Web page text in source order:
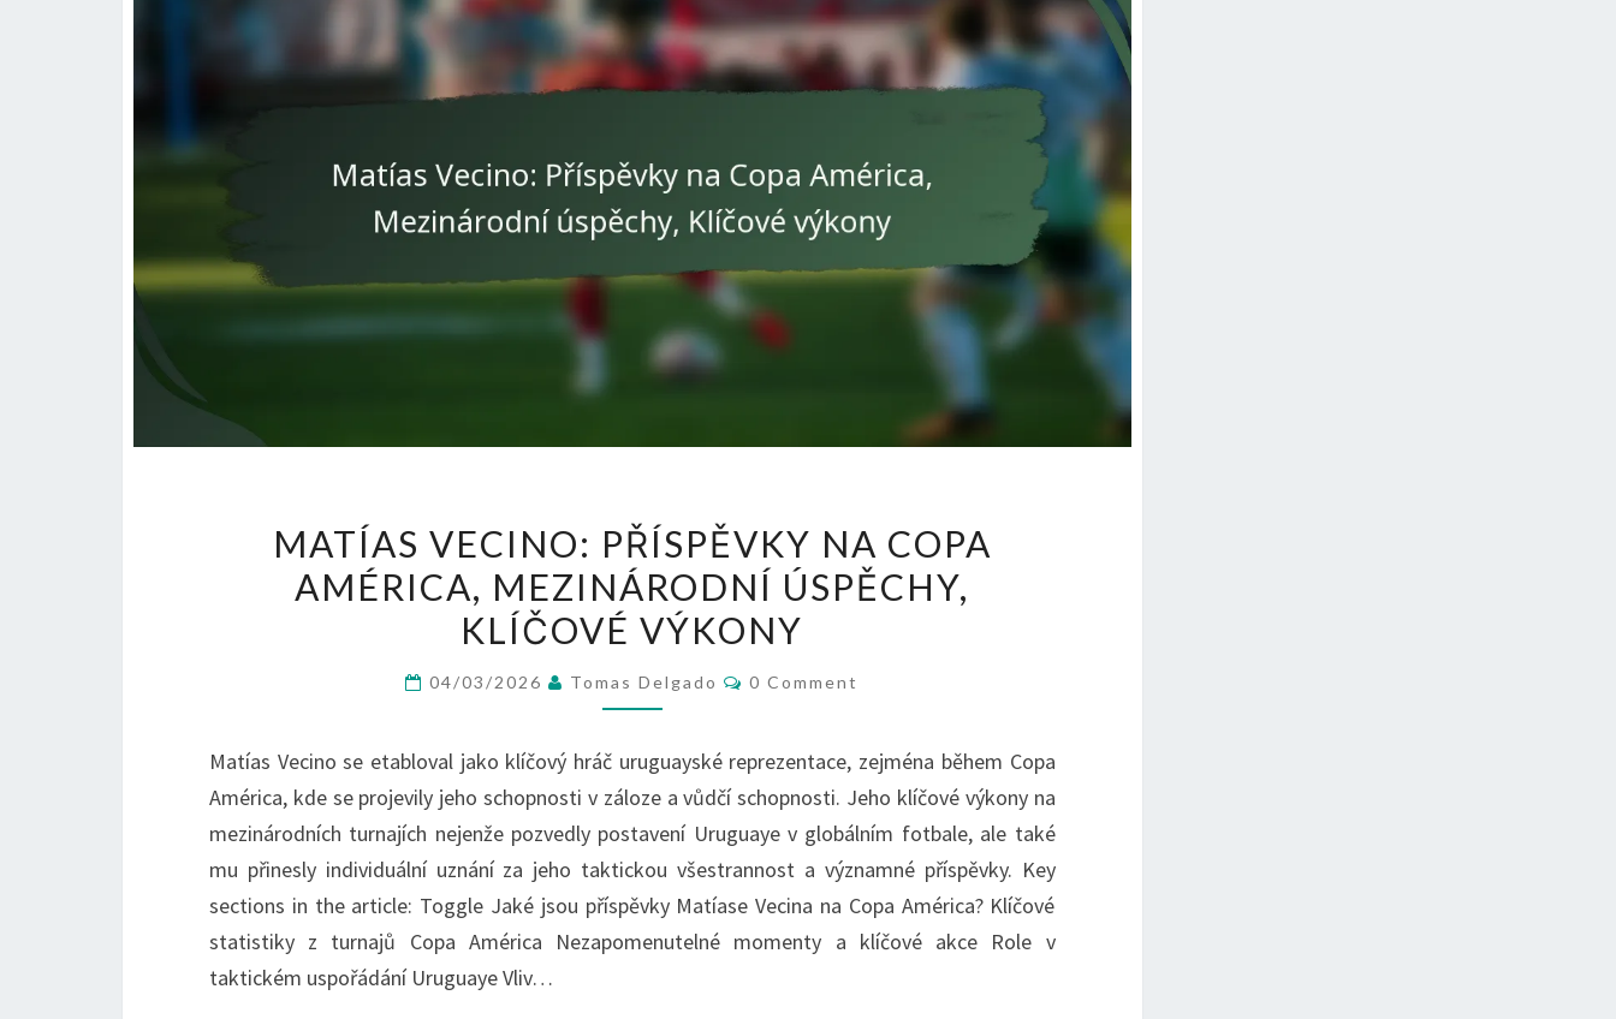
VECINO:
PŘÍSPĚVKY
NA
AMÉRICA,
ÚSPĚCHY,
KLÍČOVÉ
VÝKONY
MATÍAS VECINO: PŘÍSPĚVKY NA COPA
AMÉRICA, MEZINÁRODNÍ ÚSPĚCHY,
KLÍČOVÉ VÝKONY
04/03/2026 Tomas Delgado Comments
0 Comment
Matías Vecino se etabloval jako klíčový hráč uruguayské reprezentace, zejména během Copa
América, kde se projevily jeho schopnosti v záloze a vůdčí schopnosti. Jeho klíčové výkony na
mezinárodních turnajích nejenže pozvedly postavení Uruguaye v globálním fotbale, ale také
mu přinesly individuální uznání za jeho taktickou všestrannost a významné příspěvky. Key
sections in the article: Toggle Jaké jsou příspěvky Matíase Vecina na Copa América? Klíčové
statistiky z turnajů Copa América Nezapomenutelné momenty a klíčové akce Role v
taktickém uspořádání Uruguaye Vliv…